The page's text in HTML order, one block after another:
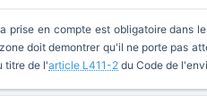
prise en compte est obligatoire dans
doit demontrer qu'il ne porte pas
titre de l'article L411-2 du Code de